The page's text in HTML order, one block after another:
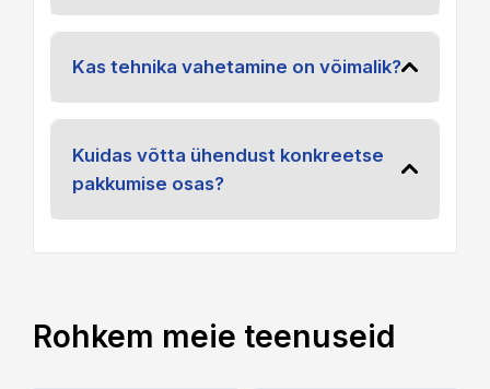
Kas tehnika vahetamine on võimalik?
Kuidas võtta ühendust konkreetse
pakkumise osas?
Rohkem meie teenuseid